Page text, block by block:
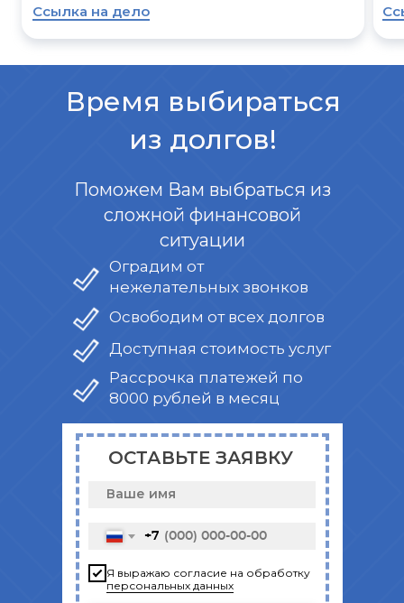
Ссылка на дело
Время выбираться
из долгов!
Поможем Вам выбраться из
сложной финансовой
ситуации
Оградим от
нежелательных звонков
Доступная стоимость услуг
Освободим от всех долгов
Рассрочка платежей по
8000 рублей в месяц
+7
Я выражаю согласие на обработку
персональных данных
ОСТАВЬТЕ ЗАЯВКУ